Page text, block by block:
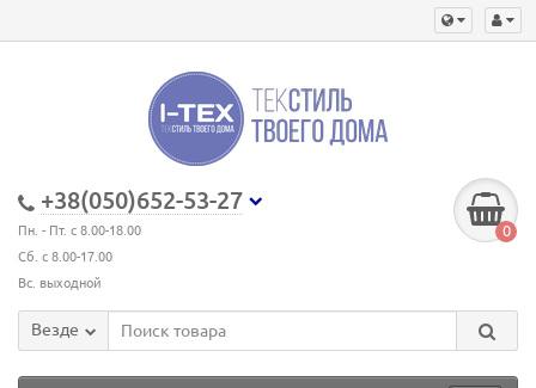
+38(050)652-53-27
Пн. - Пт. с 8.00-18.00
Сб. с 8.00-17.00
Вс. выходной
0
Везде